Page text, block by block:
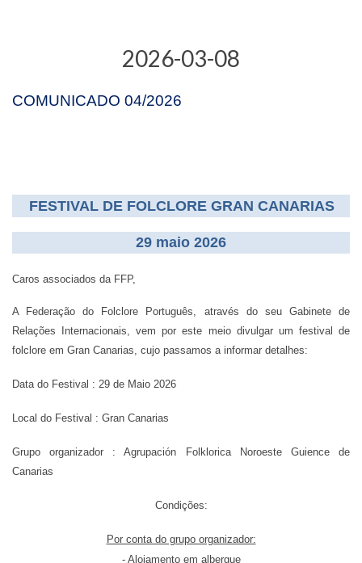
2026-03-08
COMUNICADO 04/2026
FESTIVAL DE FOLCLORE GRAN CANARIAS
29 maio 2026
Caros associados da FFP,
A Federação do Folclore Português, através do seu Gabinete de
Relações Internacionais, vem por este meio divulgar um festival de
folclore em Gran Canarias, cujo passamos a informar detalhes:
Data do Festival : 29 de Maio 2026
Local do Festival : Gran Canarias
Grupo organizador : Agrupación Folklorica Noroeste Guience de
Canarias
Condições:
Por conta do grupo organizador:
- Alojamento em albergue